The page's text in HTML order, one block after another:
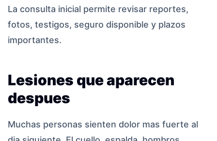
La consulta inicial permite revisar reportes,
fotos, testigos, seguro disponible y plazos
importantes.
Lesiones que aparecen
despues
Muchas personas sienten dolor mas fuerte al